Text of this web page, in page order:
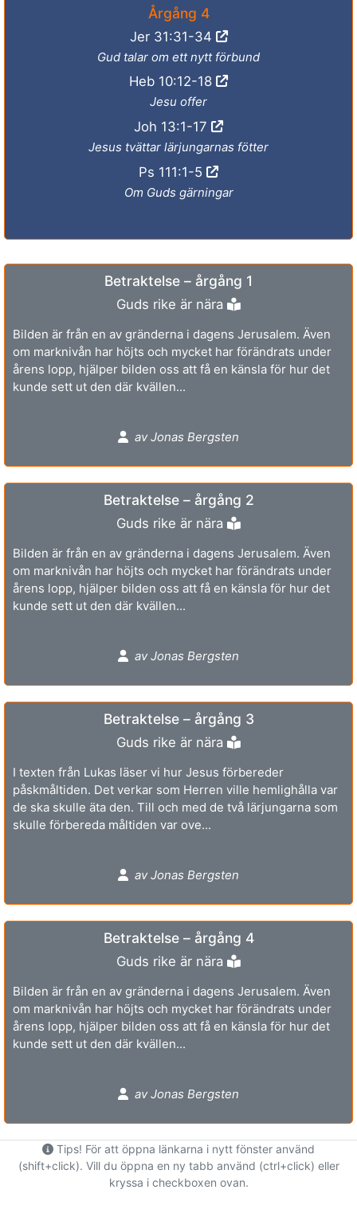
Årgång 4
Jer 31:31-34
Gud talar om ett nytt förbund
Heb 10:12-18
Jesu offer
Joh 13:1-17
Jesus tvättar lärjungarnas fötter
Ps 111:1-5
Om Guds gärningar
Betraktelse – årgång 1
Guds rike är nära
Bilden är från en av gränderna i dagens Jerusalem. Även
om marknivån har höjts och mycket har förändrats under
årens lopp, hjälper bilden oss att få en känsla för hur det
kunde sett ut den där kvällen...
av Jonas Bergsten
Betraktelse – årgång 2
Guds rike är nära
Bilden är från en av gränderna i dagens Jerusalem. Även
om marknivån har höjts och mycket har förändrats under
årens lopp, hjälper bilden oss att få en känsla för hur det
kunde sett ut den där kvällen...
av Jonas Bergsten
Betraktelse – årgång 3
Guds rike är nära
I texten från Lukas läser vi hur Jesus förbereder
påskmåltiden. Det verkar som Herren ville hemlighålla var
de ska skulle äta den. Till och med de två lärjungarna som
skulle förbereda måltiden var ove...
av Jonas Bergsten
Betraktelse – årgång 4
Guds rike är nära
Bilden är från en av gränderna i dagens Jerusalem. Även
om marknivån har höjts och mycket har förändrats under
årens lopp, hjälper bilden oss att få en känsla för hur det
kunde sett ut den där kvällen...
av Jonas Bergsten
Tips! För att öppna länkarna i nytt fönster använd
(shift+click). Vill du öppna en ny tabb använd (ctrl+click) eller
kryssa i checkboxen ovan.